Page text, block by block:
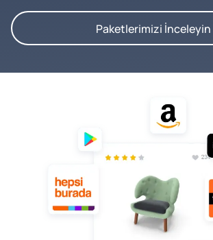
Paketlerimizi İnceleyin